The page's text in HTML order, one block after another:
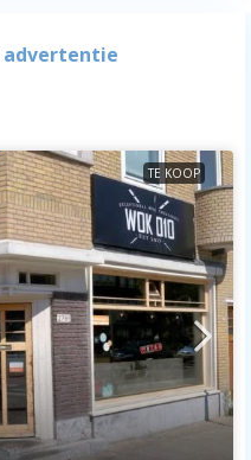
advertentie
TE KOOP